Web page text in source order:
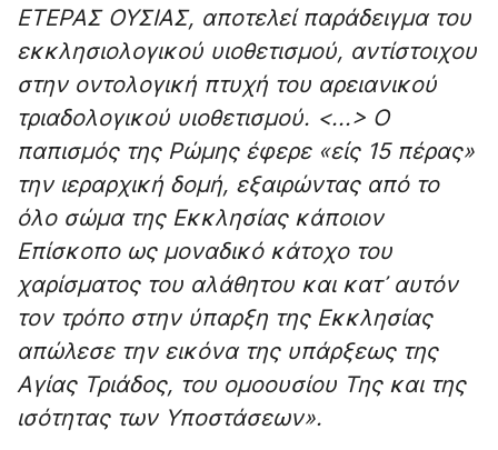
ΕΤΕΡΑΣ ΟΥΣΙΑΣ, αποτελεί παράδειγμα του
εκκλησιολογικού υιοθετισμού, αντίστοιχου
στην οντολογική πτυχή του αρειανικού
τριαδολογικού υιοθετισμού. <...> Ο
παπισμός της Ρώμης έφερε «εἰς 15 πέρας»
την ιεραρχική δομή, εξαιρώντας από το
όλο σώμα της Εκκλησίας κάποιον
Επίσκοπο ως μοναδικό κάτοχο του
χαρίσματος του αλάθητου και κατ᾽ αυτόν
τον τρόπο στην ύπαρξη της Εκκλησίας
απώλεσε την εικόνα της υπάρξεως της
Αγίας Τριάδος, του ομοουσίου Της και της
ισότητας των Υποστάσεων».